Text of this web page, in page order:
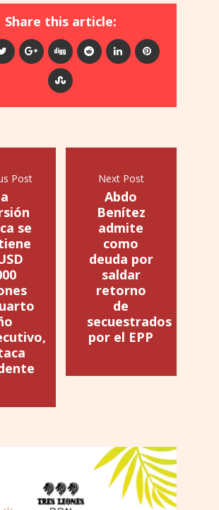
Share this article:
Post
se
Next Post
Abdo
Benítez
admite
como
deuda por
saldar
retorno
de
secuestrados
por el EPP